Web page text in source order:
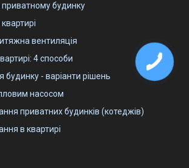
приватному будинку
вентиляція
4 способи
будинку - варіанти рішень
насосом
приватних будинків (котеджів)
в квартирі